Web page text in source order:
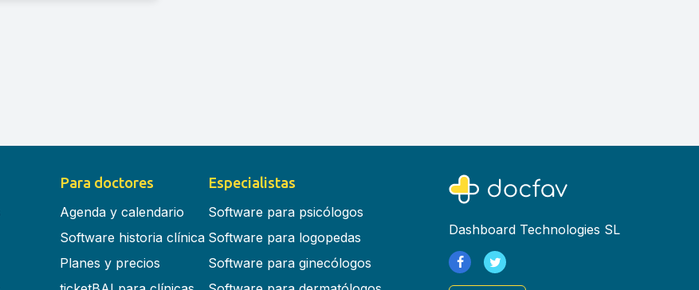
Para doctores
Agenda y calendario
Software historia clínica
Planes y precios
Especialistas
Software para psicólogos
Software para logopedas
Software para ginecólogos
Dashboard Technologies SL